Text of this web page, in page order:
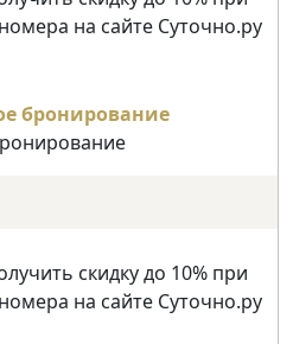
на сайте Суточно.ру
скидку до 10% при
на сайте Суточно.ру